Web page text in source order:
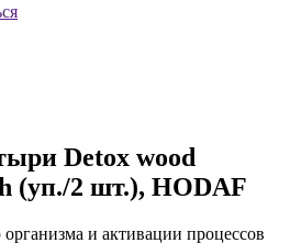
Detox wood
(уп./2 шт.), HODAF
и активации процессов